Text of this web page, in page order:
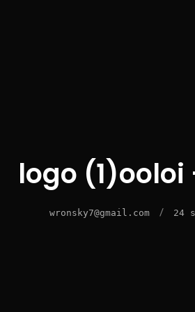
logo (1)ooloi
wronsky7@gmail.com / 24